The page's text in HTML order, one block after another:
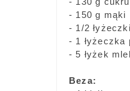
- 150 g mąki
- 1/2
- 1 łyżeczka
- 5 łyżek
Beza: